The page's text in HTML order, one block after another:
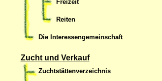
Freizeit
Reiten
Die Interessengemeinschaft
Zucht und Verkauf
Zuchtstättenverzeichnis